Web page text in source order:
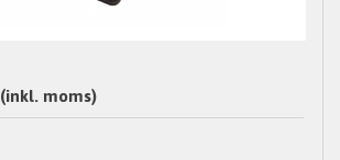
(inkl. moms)